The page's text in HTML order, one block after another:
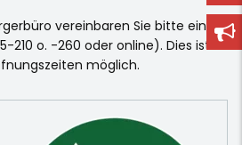
vereinbaren Sie bitte einen
210 o. -260 oder online). Dies ist
möglich.